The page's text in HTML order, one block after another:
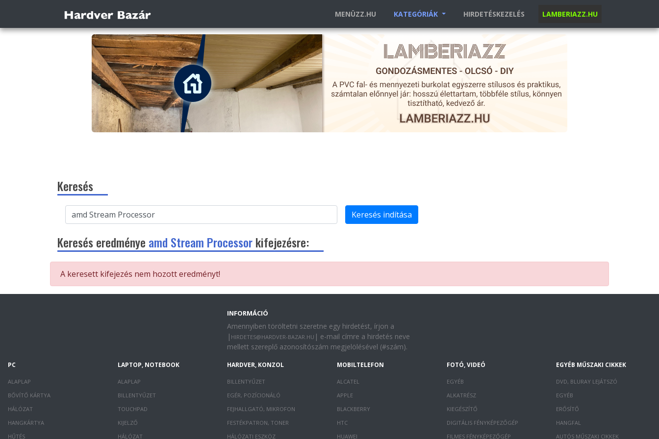
MENÜZZ.HU KATEGÓRIÁK HIRDETÉSKEZELÉS LAMBERIAZZ.HU
Keresés
Keresés indítása
Keresés eredménye amd Stream Processorkifejezésre:
A keresett kifejezés nem hozott eredményt!
INFORMÁCIÓ
Amennyiben töröltetni szeretne egy hirdetést, írjon a
| HIRDETES@HARDVER-BAZAR.HU | e-mail címre a hirdetés neve
mellett szereplő azonosítószám megjelölésével (#szám).
PC
ALAPLAP
BŐVÍTŐ KÁRTYA
HÁLÓZAT
HANGKÁRTYA
HŰTÉS
LAPTOP, NOTEBOOK
ALAPLAP
BILLENTYŰZET
TOUCHPAD
KIJELZŐ
HÁLÓZAT
HARDVER, KONZOL
BILLENTYŰZET
EGÉR, POZÍCIONÁLÓ
FEJHALLGATÓ, MIKROFON
FESTÉKPATRON, TONER
HÁLÓZATI ESZKÖZ
MOBILTELEFON
ALCATEL
APPLE
BLACKBERRY
HTC
HUAWEI
FOTÓ, VIDEÓ
EGYÉB
ALKATRÉSZ
KIEGÉSZÍTŐ
DIGITÁLIS FÉNYKÉPEZŐGÉP
FILMES FÉNYKÉPEZŐGÉP
EGYÉB MŰSZAKI CIKKEK
DVD, BLURAY LEJÁTSZÓ
EGYÉB
ERŐSÍTŐ
HANGFAL
AUTÓS MŰSZAKI CIKKEK